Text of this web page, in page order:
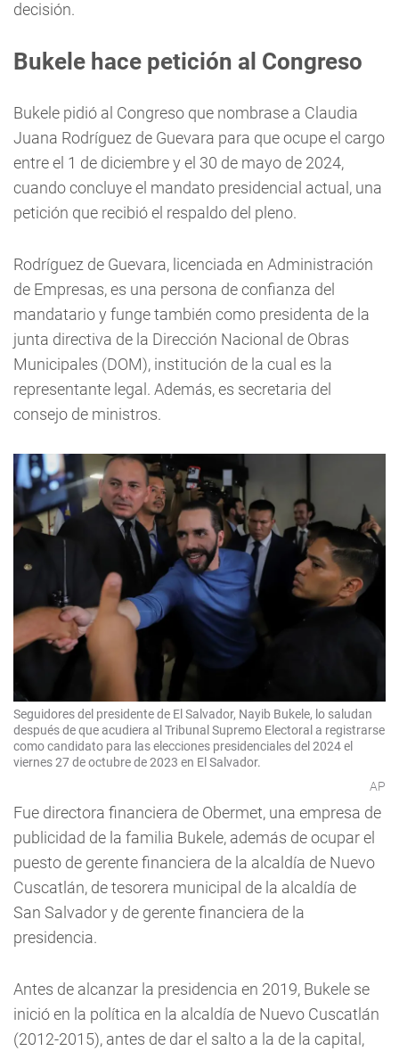
decisión.
Bukele hace petición al Congreso
Bukele pidió al Congreso que nombrase a Claudia
Juana Rodríguez de Guevara para que ocupe el cargo
entre el 1 de diciembre y el 30 de mayo de 2024,
cuando concluye el mandato presidencial actual, una
petición que recibió el respaldo del pleno.
Rodríguez de Guevara, licenciada en Administración
de Empresas, es una persona de confianza del
mandatario y funge también como presidenta de la
junta directiva de la Dirección Nacional de Obras
Municipales (DOM), institución de la cual es la
representante legal. Además, es secretaria del
consejo de ministros.
Seguidores del presidente de El Salvador, Nayib Bukele, lo saludan
después de que acudiera al Tribunal Supremo Electoral a registrarse
como candidato para las elecciones presidenciales del 2024 el
viernes 27 de octubre de 2023 en El Salvador.
AP
Fue directora financiera de Obermet, una empresa de
publicidad de la familia Bukele, además de ocupar el
puesto de gerente financiera de la alcaldía de Nuevo
Cuscatlán, de tesorera municipal de la alcaldía de
San Salvador y de gerente financiera de la
presidencia.
Antes de alcanzar la presidencia en 2019, Bukele se
inició en la política en la alcaldía de Nuevo Cuscatlán
(2012-2015), antes de dar el salto a la de la capital,